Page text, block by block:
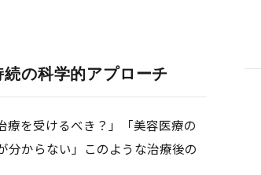
続の科学的アプローチ
療を受けるべき？」「美容医療の
分からない」このような治療後の